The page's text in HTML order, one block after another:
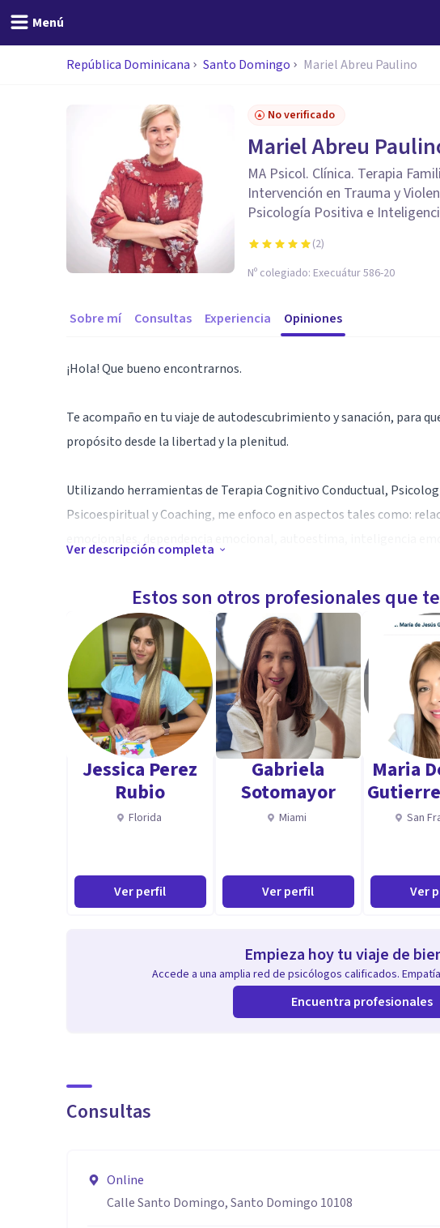
Menú
República Dominicana Santo Domingo Mariel Abreu Paulino
No verificado
Mariel Abreu
MA Psicol. Clínica. Terapia
Intervención en Trauma y
Psicología Positiva e
(2)
Nº colegiado: Execuátur 586-20
Sobre mí Consultas Experiencia Opiniones
¡Hola! Que bueno encontrarnos.
Te acompaño en tu viaje de autodescubrimiento y sanación, para
propósito desde la libertad y la plenitud.
Utilizando herramientas de Terapia Cognitivo Conductual,
Psicoespiritual y Coaching, me enfoco en aspectos tales como:
Me encantaría apoyarte en tu recorrido hacia tu mejor versión.
¡Te espero!
Especialidad
MA Psicol. Clínica. Terapia Familiar y de Pareja. Formación en
Intrafamiliar. Cert. Psicología Positiva e Inteligencia Emocional.
Aptitudes
Empática. Capacidad de Escucha. Buena Comunicadora.
Ver descripción completa
Estos son otros profesionales que
Jessica Perez
Rubio
Florida
Ver perfil
Gabriela
Sotomayor
Miami
Ver perfil
Maria
San
Ver
Empieza hoy tu viaje de
Accede a una amplia red de psicólogos calificados.
Encuentra profesionales
Consultas
Online
Calle Santo Domingo, Santo Domingo 10108